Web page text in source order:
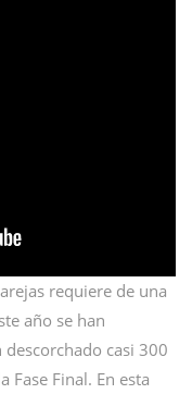
requiere de una
año se han
casi 300
Fase Final. En esta